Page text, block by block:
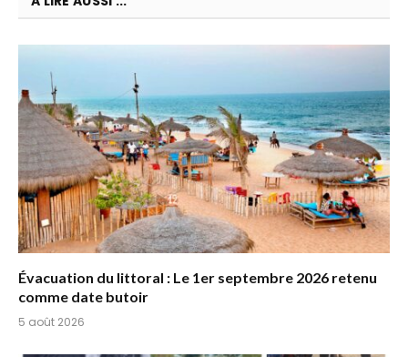
Évacuation du littoral : Le 1er septembre 2026 retenu
comme date butoir
5 août 2026